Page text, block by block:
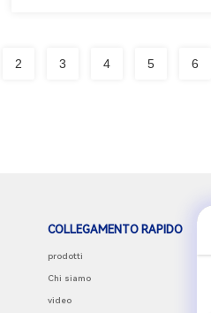
2 3 4 5 6
COLLEGAMENTO RAPIDO
prodotti
Chi siamo
video